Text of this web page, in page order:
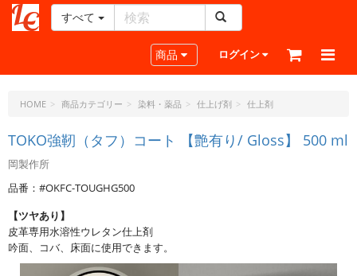
ー
ラ
ト・
ド
ッ
ト・
ジ
ェ
ー
ピ
すべて
Toggle navigation
商品 ログイン
HOME 商品カテゴリー 染料・薬品 仕上げ剤 仕上剤
TOKO強靭（タフ）コート 【艶有り/ Gloss】 500 ml
岡製作所
品番：#OKFC-TOUGHG500
【ツヤあり】
皮革専用水溶性ウレタン仕上剤
吟面、コバ、床面に使用できます。